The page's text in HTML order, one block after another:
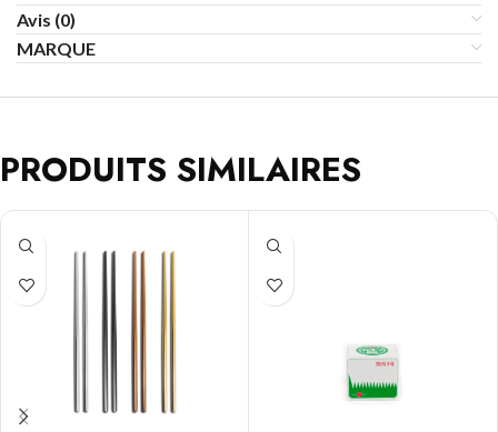
Avis (0)
MARQUE
PRODUITS SIMILAIRES